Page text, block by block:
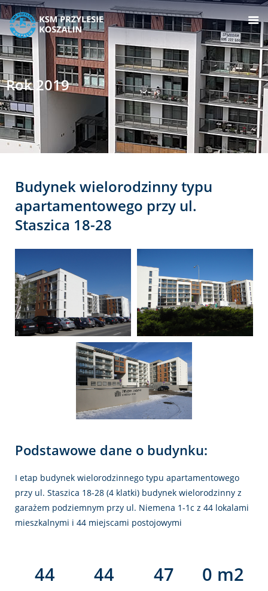
Rok 2019
Budynek wielorodzinny typu
apartamentowego przy ul.
Staszica 18-28
Podstawowe dane o budynku:
I etap budynek wielorodzinnego typu apartamentowego
przy ul. Staszica 18-28 (4 klatki) budynek wielorodzinny z
garażem podziemnym przy ul. Niemena 1-1c z 44 lokalami
mieszkalnymi i 44 miejscami postojowymi
44 44 47 0 m2